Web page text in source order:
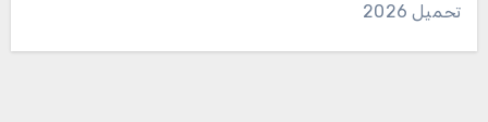
تحميل 2026